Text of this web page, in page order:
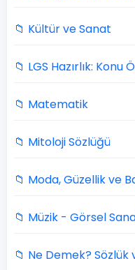
📁 Kültür ve Sanat
📁 LGS Hazırlık:
📁 Matematik
📁 Mitoloji Sözlüğü
📁 Moda, Güzellik ve
📁 Müzik - Görsel
📁 Ne Demek?